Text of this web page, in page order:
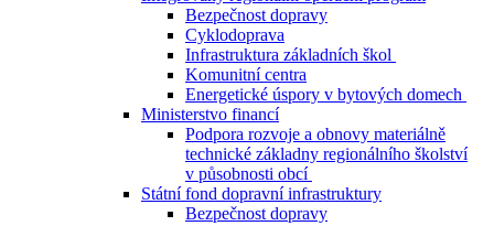
Bezpečnost dopravy
Cyklodoprava
Infrastruktura základních škol
Komunitní centra
Energetické úspory v bytových domech
Ministerstvo financí
Podpora rozvoje a obnovy materiálně
technické základny regionálního školství
v působnosti obcí
Státní fond dopravní infrastruktury
Bezpečnost dopravy